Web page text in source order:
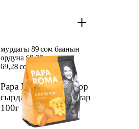
Papa Roma крутондор
сырдалган кытырактар
100г 1 дн.
мурдагы 89 сом баанын
ордуна 69,28 сом
69,28 сом